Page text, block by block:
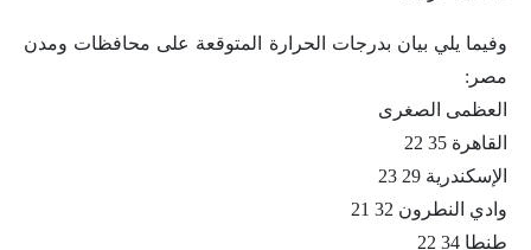
وفيما يلي بيان بدرجات الحرارة المتوقعة على محافظات ومدن
مصر:
العظمى الصغرى
القاهرة 35 22
الإسكندرية 29 23
وادي النطرون 32 21
طنطا 34 22